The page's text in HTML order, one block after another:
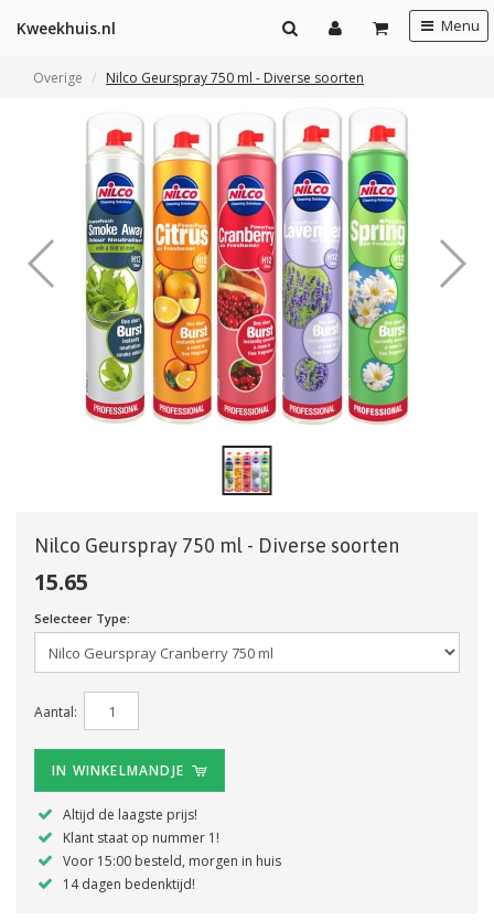
Kweekhuis.nl Menu
Overige Nilco Geurspray 750 ml - Diverse soorten
Nilco Geurspray 750 ml - Diverse soorten
15.65
Selecteer Type:
Aantal:
IN WINKELMANDJE
Altijd de laagste prijs!
Klant staat op nummer 1!
Voor 15:00 besteld, morgen in huis
14 dagen bedenktijd!